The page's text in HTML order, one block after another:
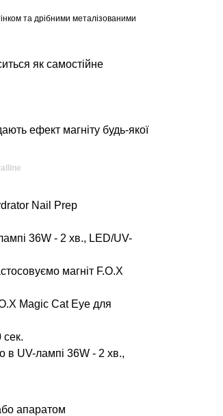
та дрібними металізованими
як самостійне
ефект магніту будь-якої
Nail Prep
36W - 2 хв., LED/UV-
магніт F.O.X
Magic Cat Eye для
в UV-лампі 36W - 2 хв.,
апаратом